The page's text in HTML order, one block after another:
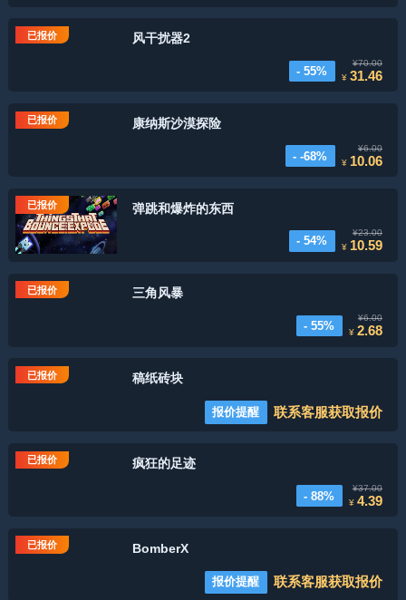
已报价 风干扰器2
- 55%
¥70.00
¥31.46
已报价 康纳斯沙漠探险
- -68%
¥6.00
¥ 10.06
已报价 弹跳和爆炸的东西
- 54%
¥23.00
¥ 10.59
已报价 三角风暴
- 55%
¥6.00
¥2.68
已报价 稿纸砖块
报价提醒 联系客服获取报价
已报价 疯狂的足迹
- 88%
¥37.00
¥4.39
已报价 BomberX
报价提醒 联系客服获取报价